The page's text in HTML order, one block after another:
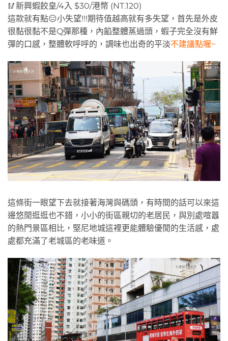
🥢新興蝦餃皇/4入 $30/港幣 (NT.120)
這款就有點😑小失望!!!期待值越高就有多失望，首先是外皮
很黏很黏不是Q彈那種，內餡整體蒸過頭，蝦子完全沒有鮮
彈的口感，整體軟呼呼的，調味也出奇的平淡不建議點喔~
這條街一眼望下去就接著海灣與碼頭，有時間的話可以來這
邊悠閒逛逛也不錯，小小的街區親切的老居民，與別處喧囂
的熱門景區相比，堅尼地城這裡更能體驗優閒的生活感，處
處都充滿了老城區的老味道。